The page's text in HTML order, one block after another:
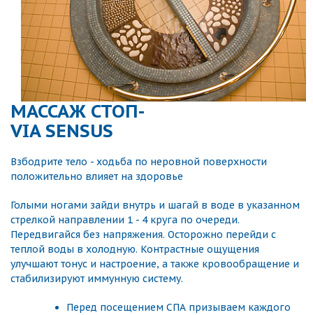
МАССАЖ СТОП-
VIA SENSUS
Взбодрите тело - ходьба по неровной поверхности
положительно влияет на здоровье
Голыми ногами зайди внутрь и шагай в воде в указанном
стрелкой направлении 1 - 4 круга по очереди.
Передвигайся без напряжения. Осторожно перейди с
теплой воды в холодную. Контрастные ощущения
улучшают тонус и настроение, а также кровообращение и
стабилизируют иммунную систему.
Перед посещением СПА призываем каждого